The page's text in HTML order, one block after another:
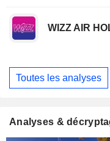
WIZZ AIR
Toutes les analyses
Analyses &